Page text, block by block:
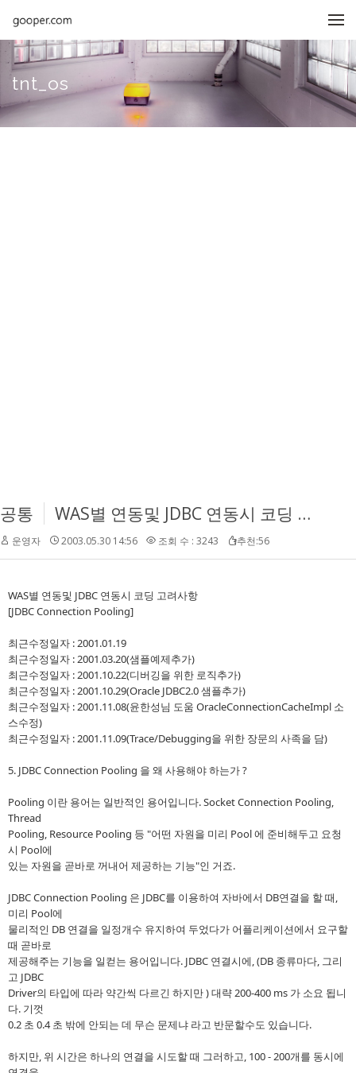
tnt_os
공통 WAS별 연동및 JDBC 연동시 코딩 고려사항
운영자 2003.05.30 14:56 조회 수 : 3243 추천:56
WAS별 연동및 JDBC 연동시 코딩 고려사항
[JDBC Connection Pooling]
최근수정일자 : 2001.01.19
최근수정일자 : 2001.03.20(샘플예제추가)
최근수정일자 : 2001.10.22(디버깅을 위한 로직추가)
최근수정일자 : 2001.10.29(Oracle JDBC2.0 샘플추가)
최근수정일자 : 2001.11.08(윤한성님 도움 OracleConnectionCacheImpl 소
스수정)
최근수정일자 : 2001.11.09(Trace/Debugging을 위한 장문의 사족을 담)
5. JDBC Connection Pooling 을 왜 사용해야 하는가 ?
Pooling 이란 용어는 일반적인 용어입니다. Socket Connection Pooling,
Thread
Pooling, Resource Pooling 등 "어떤 자원을 미리 Pool 에 준비해두고 요청
시 Pool에
있는 자원을 곧바로 꺼내어 제공하는 기능"인 거죠.
JDBC Connection Pooling 은 JDBC를 이용하여 자바에서 DB연결을 할 때,
미리 Pool에
물리적인 DB 연결을 일정개수 유지하여 두었다가 어플리케이션에서 요구할
때 곧바로
제공해주는 기능을 일컫는 용어입니다. JDBC 연결시에, (DB 종류마다, 그리
고 JDBC
Driver의 타입에 따라 약간씩 다르긴 하지만 ) 대략 200-400 ms 가 소요 됩니
다. 기껏
0.2 초 0.4 초 밖에 안되는 데 무슨 문제냐 라고 반문할수도 있습니다.
하지만, 위 시간은 하나의 연결을 시도할 때 그러하고, 100 - 200개를 동시에